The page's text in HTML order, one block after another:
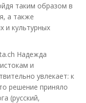
таким образом в
а также
и культурных
Надежда
и
увлекает: к
решение приняло
(русский,